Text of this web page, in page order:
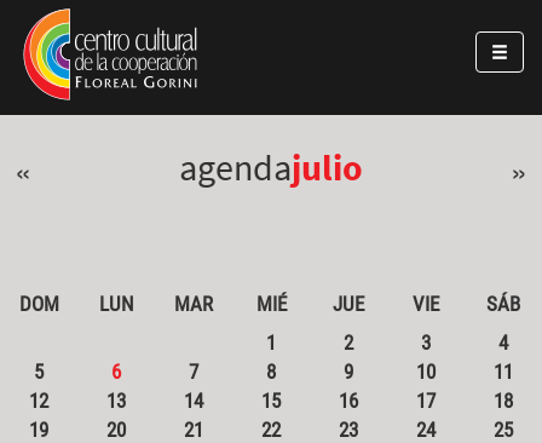
Pasar al contenido principal
Jump to main content
« agendajulio »
DOM LUN MAR MIÉ JUE VIE
SÁB
1
2 3
4
5
6 7 8 9 10
11
12
13 14 15 16 17
18
19
20 21 22 23 24
25